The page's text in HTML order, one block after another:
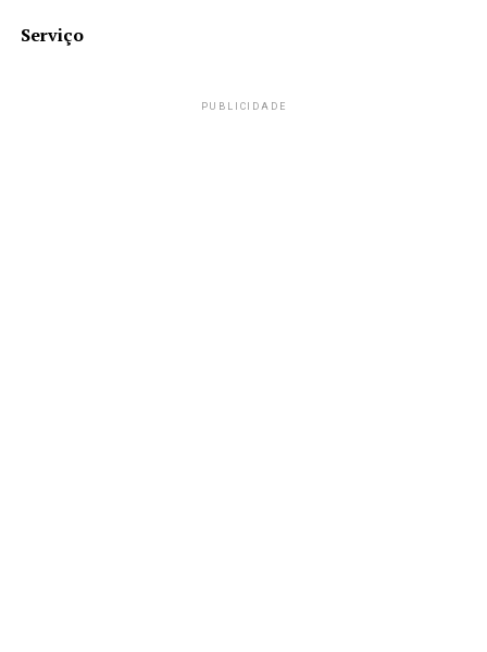
Serviço
PUBLICIDADE